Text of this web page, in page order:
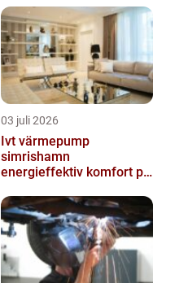
03 juli 2026
Ivt värmepump
simrishamn
energieffektiv komfort på